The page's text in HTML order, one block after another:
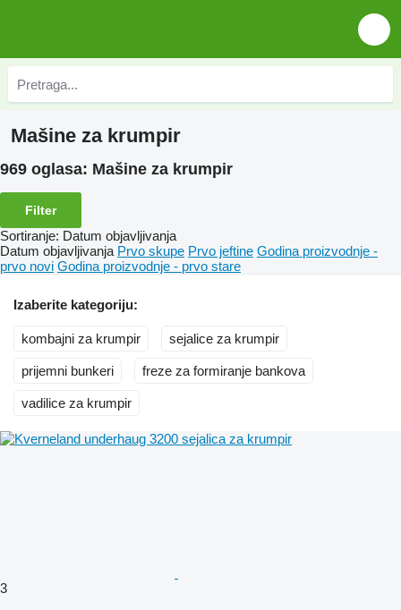
Mašine za krumpir
969 oglasa: Mašine za krumpir
Filter
Sortiranje: Datum objavljivanja
Datum objavljivanja Prvo skupe Prvo jeftine Godina proizvodnje -
prvo novi Godina proizvodnje - prvo stare
Izaberite kategoriju:
kombajni za krumpir sejalice za krumpir
prijemni bunkeri freze za formiranje bankova
vadilice za krumpir
3